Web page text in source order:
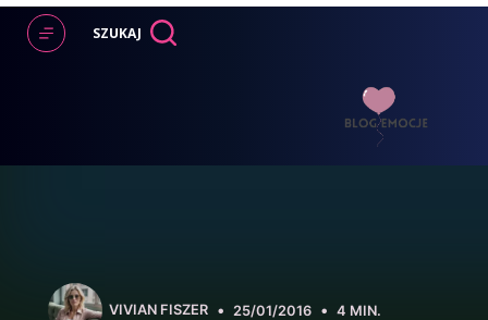
Przejdź
treści
SZUKAJ
VIVIAN FISZER 25/01/2016 4 MIN.